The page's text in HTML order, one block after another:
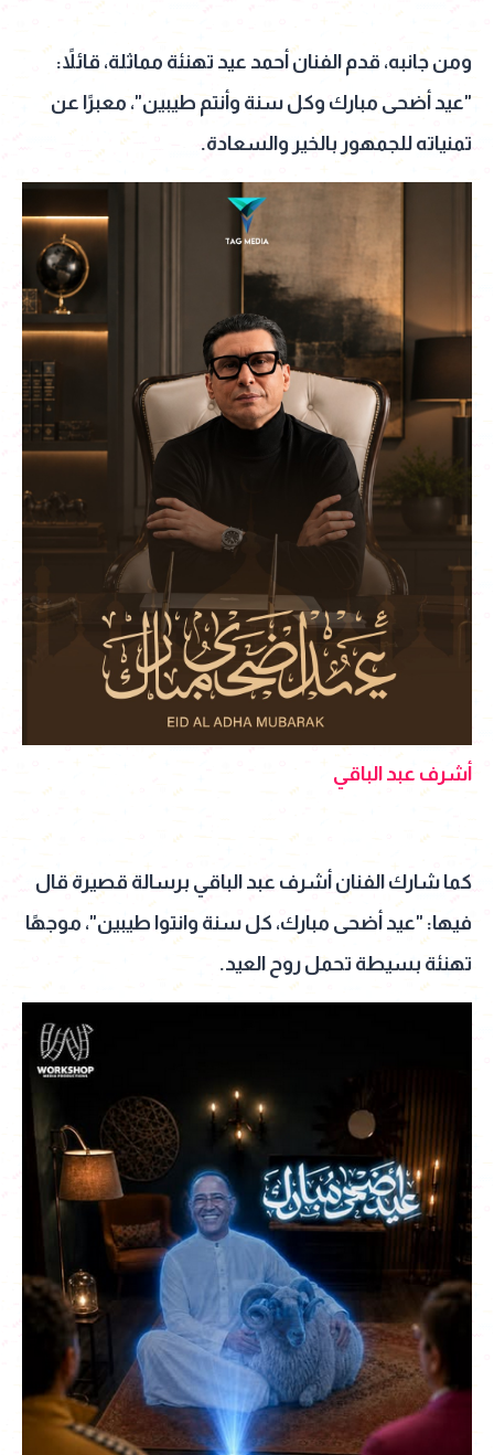
ومن جانبه، قدم الفنان أحمد عيد تهنئة مماثلة، قائلاً:
"عيد أضحى مبارك وكل سنة وأنتم طيبين"، معبرًا عن
تمنياته للجمهور بالخير والسعادة.
أشرف عبد الباقي
كما شارك الفنان أشرف عبد الباقي برسالة قصيرة قال
فيها: "عيد أضحى مبارك، كل سنة وانتوا طيبين"، موجهًا
تهنئة بسيطة تحمل روح العيد.